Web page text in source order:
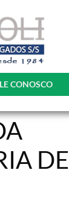
CONOSCO
DE